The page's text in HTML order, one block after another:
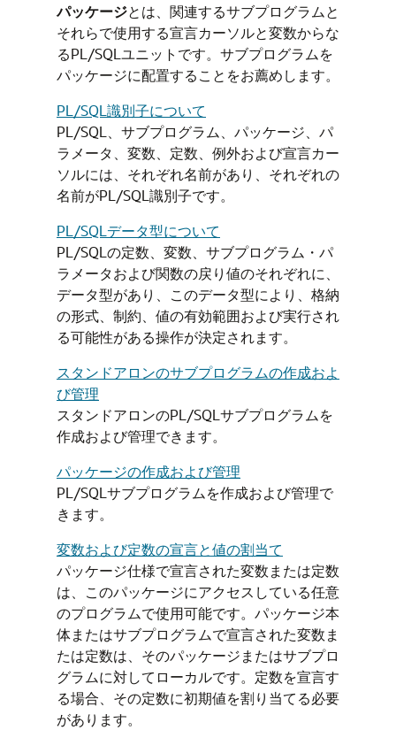
パッケージとは、関連するサブプログラムと
それらで使用する宣言カーソルと変数からな
るPL/SQLユニットです。サブプログラムを
パッケージに配置することをお薦めします。
PL/SQL識別子について
PL/SQL、サブプログラム、パッケージ、パ
ラメータ、変数、定数、例外および宣言カー
ソルには、それぞれ名前があり、それぞれの
名前がPL/SQL識別子です。
PL/SQLデータ型について
PL/SQLの定数、変数、サブプログラム・パ
ラメータおよび関数の戻り値のそれぞれに、
データ型があり、このデータ型により、格納
の形式、制約、値の有効範囲および実行され
る可能性がある操作が決定されます。
スタンドアロンのサブプログラムの作成およ
び管理
スタンドアロンのPL/SQLサブプログラムを
作成および管理できます。
パッケージの作成および管理
PL/SQLサブプログラムを作成および管理で
きます。
変数および定数の宣言と値の割当て
パッケージ仕様で宣言された変数または定数
は、このパッケージにアクセスしている任意
のプログラムで使用可能です。パッケージ本
体またはサブプログラムで宣言された変数ま
たは定数は、そのパッケージまたはサブプロ
グラムに対してローカルです。定数を宣言す
る場合、その定数に初期値を割り当てる必要
があります。